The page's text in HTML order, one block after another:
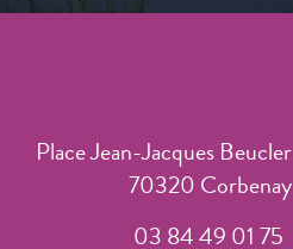
Place Jean-Jacques Beucler
70320 Corbenay
03 84 49 01 75